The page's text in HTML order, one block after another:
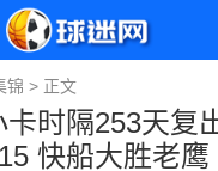
锦 > 正文
时隔253天复
快船大胜老鹰